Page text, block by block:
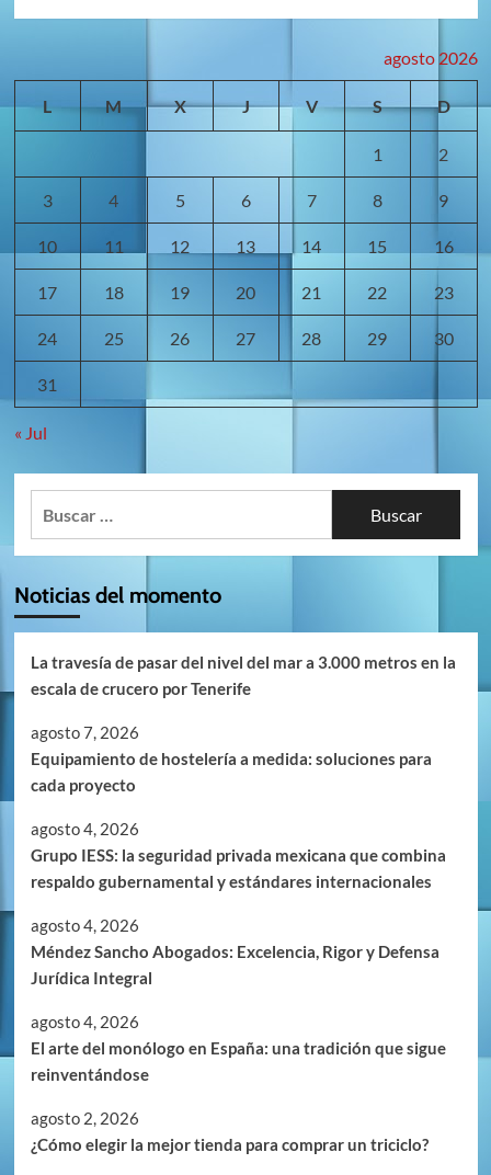
agosto 2026
L M X J V S D
1 2
3 4 5 6 7 8 9
10 11 12 13 14 15 16
17 18 19 20 21 22 23
24 25 26 27 28 29 30
31
« Jul
Noticias del momento
La travesía de pasar del nivel del mar a 3.000 metros en la
escala de crucero por Tenerife
agosto 7, 2026
Equipamiento de hostelería a medida: soluciones para
cada proyecto
agosto 4, 2026
Grupo IESS: la seguridad privada mexicana que combina
respaldo gubernamental y estándares internacionales
agosto 4, 2026
Méndez Sancho Abogados: Excelencia, Rigor y Defensa
Jurídica Integral
agosto 4, 2026
El arte del monólogo en España: una tradición que sigue
reinventándose
agosto 2, 2026
¿Cómo elegir la mejor tienda para comprar un triciclo?